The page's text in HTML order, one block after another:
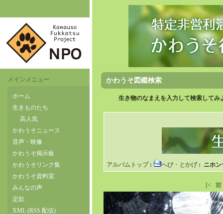
メインメニュー
ホーム
生きものたち
高人気
かわうそニュース
音声・映像
かわうそ掲示板
かわうそリンク集
かわうそ資料室
みんなの声
定款
XML (RSS 配信)
かわうそ図鑑検索
生き物のなまえを入力して検索して
アルバムトップ: へび・とかげ: ニホン
[< 前